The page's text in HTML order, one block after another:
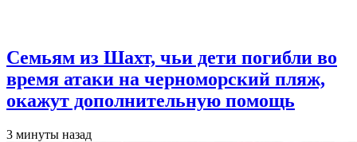
Семьям из Шахт, чьи дети погибли во
время атаки на черноморский пляж,
окажут дополнительную помощь
3 минуты назад